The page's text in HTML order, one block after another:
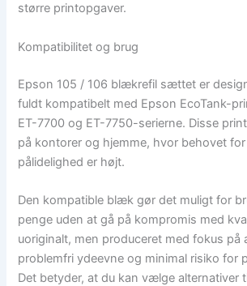
større printopgaver.
Kompatibilitet og brug
Epson 105 / 106 blækrefil sættet er
fuldt kompatibelt med Epson EcoTank-
ET-7700 og ET-7750-serierne. Disse
på kontorer og hjemme, hvor behovet
pålidelighed er højt.
Den kompatible blæk gør det muligt for
penge uden at gå på kompromis med
uoriginalt, men produceret med fokus på
problemfri ydeevne og minimal risiko for
Det betyder, at du kan vælge alternativer